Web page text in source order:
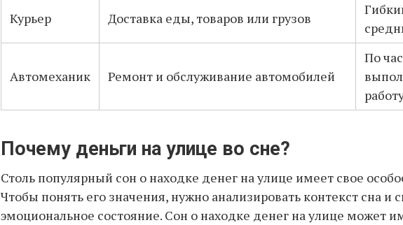
Курьер Доставка еды, товаров или грузов
Автомеханик Ремонт и обслуживание автомобилей
По
Почему деньги на улице во сне?
Столь популярный сон о находке денег на улице имеет свое
Чтобы понять его значения, нужно анализировать контекст сна и
эмоциональное состояние. Сон о находке денег на улице может